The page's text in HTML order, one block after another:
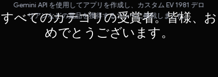
すべてのカテゴリの受賞者。皆様、お
めでとうございます。
Gemini API を使用してアプリを作成し、カスタム EV 1981 デロ
リアンなどの賞品を獲得するコンペに挑戦しました。